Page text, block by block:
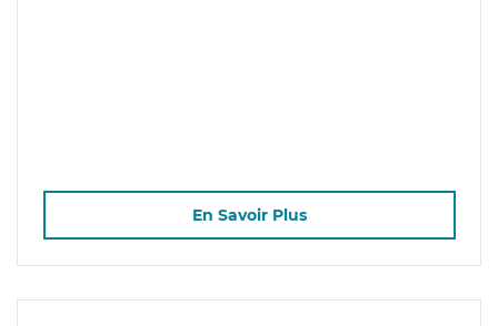
En Savoir Plus